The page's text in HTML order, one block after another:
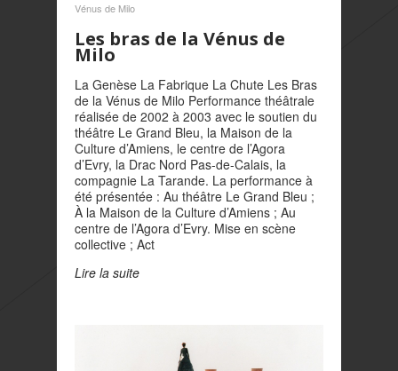
Vénus de Milo
Les bras de la Vénus de
Milo
La Genèse La Fabrique La Chute Les Bras
de la Vénus de Milo Performance théâtrale
réalisée de 2002 à 2003 avec le soutien du
théâtre Le Grand Bleu, la Maison de la
Culture d’Amiens, le centre de l’Agora
d’Evry, la Drac Nord Pas-de-Calais, la
compagnie La Tarande. La performance à
été présentée : Au théâtre Le Grand Bleu ;
À la Maison de la Culture d’Amiens ; Au
centre de l’Agora d’Evry. Mise en scène
collective ; Act
Lire la suite